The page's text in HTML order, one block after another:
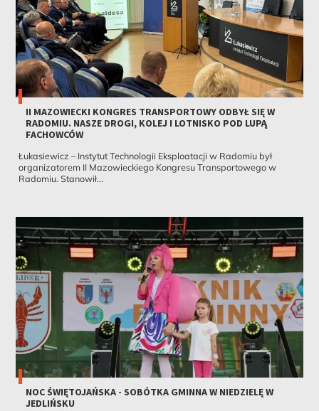
II MAZOWIECKI KONGRES TRANSPORTOWY ODBYŁ SIĘ W
RADOMIU. NASZE DROGI, KOLEJ I LOTNISKO POD LUPĄ
FACHOWCÓW
Łukasiewicz – Instytut Technologii Eksploatacji w Radomiu był
organizatorem II Mazowieckiego Kongresu Transportowego w
Radomiu. Stanowił...
NOC ŚWIĘTOJAŃSKA - SOBÓTKA GMINNA W NIEDZIELĘ W
JEDLIŃSKU